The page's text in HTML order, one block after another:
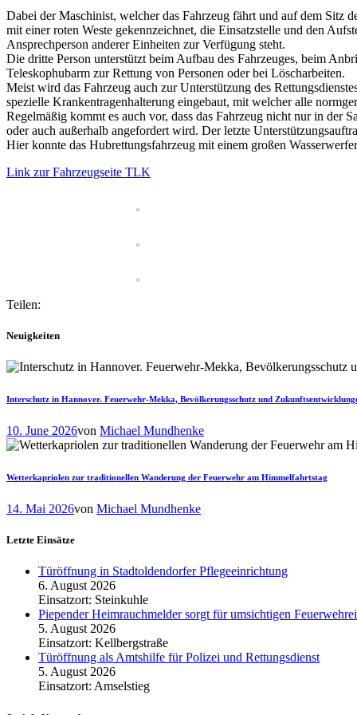
Dabei der Maschinist, welcher das Fahrzeug fährt und auf dem Sitz
mit einer roten Weste gekennzeichnet, die Einsatzstelle und den
Ansprechperson anderer Einheiten zur Verfügung steht.
Die dritte Person unterstützt beim Aufbau des Fahrzeuges, beim
Teleskophubarm zur Rettung von Personen oder bei Löscharbeiten.
Meist wird das Fahrzeug auch zur Unterstützung des
spezielle Krankentragenhalterung eingebaut, mit welcher alle
Regelmäßig kommt es auch vor, dass das Fahrzeug nicht nur in der
oder auch außerhalb angefordert wird. Der letzte
Hier konnte das Hubrettungsfahrzeug mit einem großen
Link zur Fahrzeugseite TLK
Teilen:
Neuigkeiten
Interschutz in Hannover. Feuerwehr-Mekka, Bevölkerungsschutz und
10. June 2026von Michael Mundhenke
Wetterkapriolen zur traditionellen Wanderung der Feuerwehr am Himmelfahrtstag
14. Mai 2026von Michael Mundhenke
Letzte Einsätze
Türöffnung in Stadtoldendorfer Pflegeeinrichtung
6. August 2026
Einsatzort: Steinkuhle
Piepender Heimrauchmelder sorgt für umsichtigen
5. August 2026
Einsatzort: Kellbergstraße
Türöffnung als Amtshilfe für Polizei und Rettungsdienst
5. August 2026
Einsatzort: Amselstieg